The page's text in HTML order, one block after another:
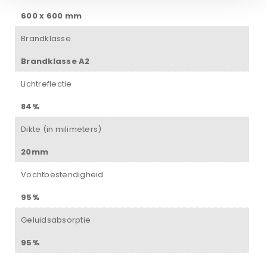
600 x 600 mm
Brandklasse
Brandklasse A2
Lichtreflectie
84%
Dikte (in milimeters)
20mm
Vochtbestendigheid
95%
Geluidsabsorptie
95%